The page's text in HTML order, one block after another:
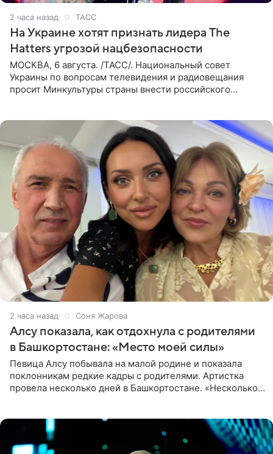
2 часа назад ТАСС
На Украине хотят признать лидера The
Hatters угрозой нацбезопасности
МОСКВА, 6 августа. /ТАСС/. Национальный совет
Украины по вопросам телевидения и радиовещания
просит Минкультуры страны внести российского
2 часа назад Соня Жарова
Алсу показала, как отдохнула с родителями
в Башкортостане: «Место моей силы»
Певица Алсу побывала на малой родине и показала
поклонникам редкие кадры с родителями. Артистка
провела несколько дней в Башкортостане. «Несколько